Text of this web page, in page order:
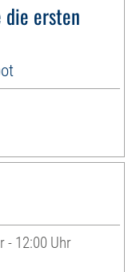
ersten
- 12:00 Uhr